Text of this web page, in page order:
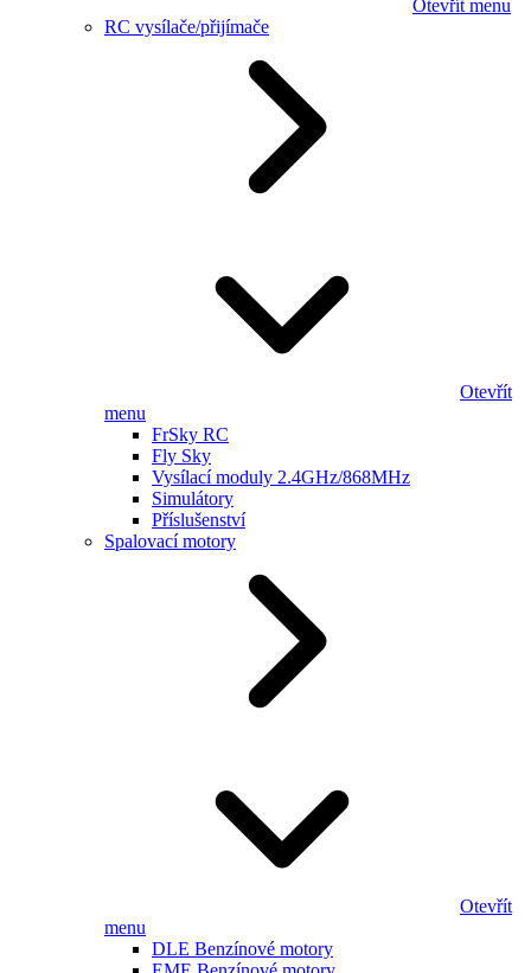
Otevřít menu
RC vysílače/přijímače
Otevřít
menu
FrSky RC
Fly Sky
Vysílací moduly 2.4GHz/868MHz
Simulátory
Příslušenství
Spalovací motory
Otevřít
menu
DLE Benzínové motory